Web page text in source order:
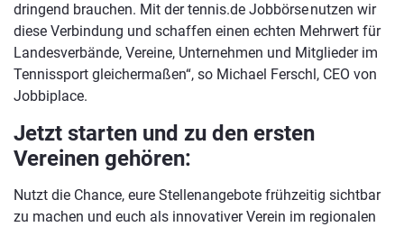
dringend brauchen. Mit der tennis.de Jobbörse nutzen wir
diese Verbindung und schaffen einen echten Mehrwert für
Landesverbände, Vereine, Unternehmen und Mitglieder im
Tennissport gleichermaßen“, so Michael Ferschl, CEO von
Jobbiplace.
Jetzt starten und zu den ersten
Vereinen gehören:
Nutzt die Chance, eure Stellenangebote frühzeitig sichtbar
zu machen und euch als innovativer Verein im regionalen